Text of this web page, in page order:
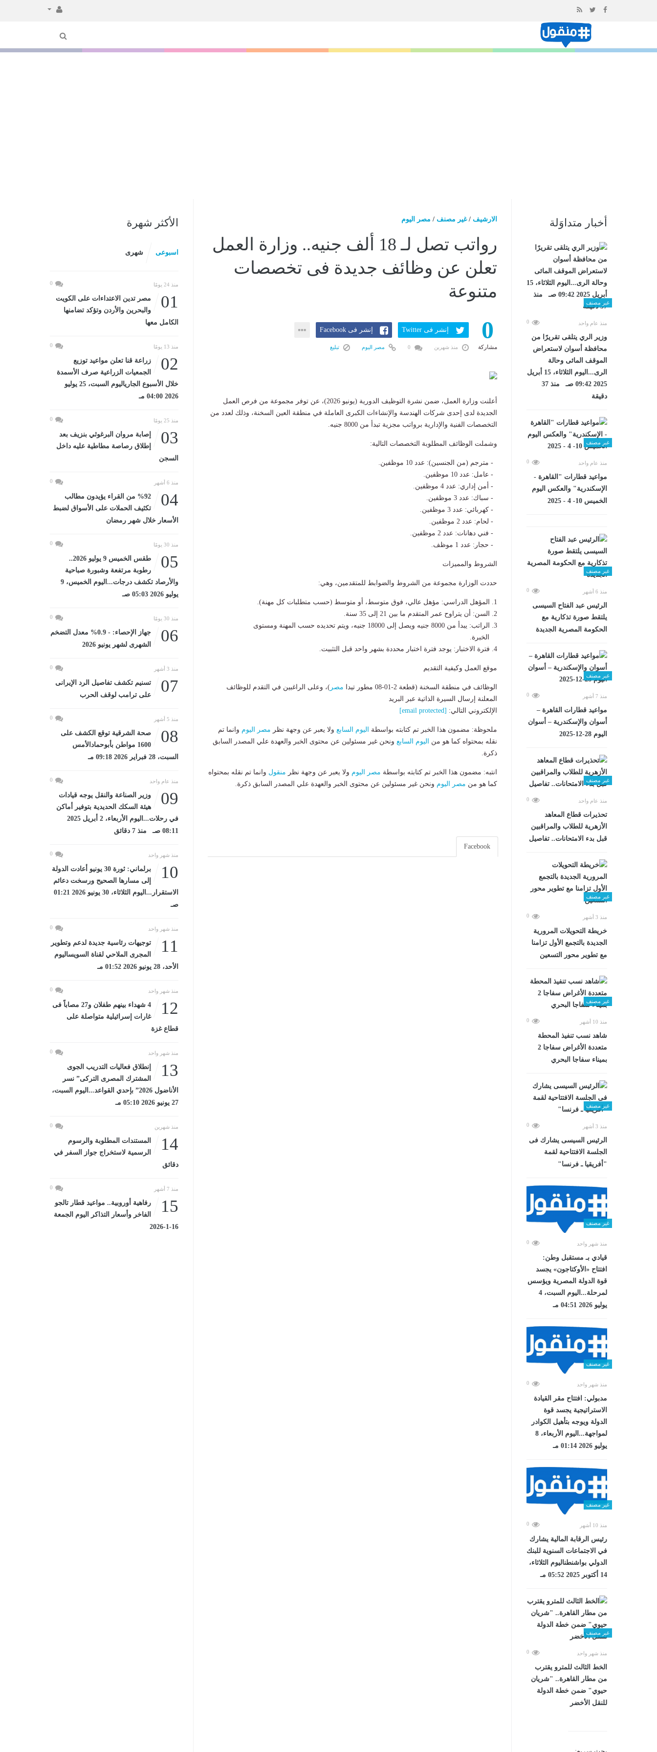
المحتوى
أخبار متداوَلة
غير مصنف
منذ عام واحد 0
وزير الري يتلقى تقريرًا من
محافظة أسوان لاستعراض
الموقف المائى وحالة
الرى...اليوم الثلاثاء، 15 أبريل
2025 09:42 صـ منذ 37
دقيقة
غير مصنف
منذ عام واحد 0
مواعيد قطارات "القاهرة -
الإسكندرية" والعكس اليوم
الخميس 10- 4 - 2025
غير مصنف
منذ 6 أشهر 0
الرئيس عبد الفتاح السيسى
يلتقط صورة تذكارية مع
الحكومة المصرية الجديدة
غير مصنف
منذ 7 أشهر 0
مواعيد قطارات القاهرة –
أسوان والإسكندرية – أسوان
اليوم 28-12-2025
غير مصنف
منذ عام واحد 0
تحذيرات قطاع المعاهد
الأزهرية للطلاب والمراقبين
قبل بدء الامتحانات.. تفاصيل
غير مصنف
منذ 3 أشهر 0
خريطة التحويلات المرورية
الجديدة بالتجمع الأول تزامنا
مع تطوير محور التسعين
غير مصنف
منذ 10 أشهر 0
شاهد نسب تنفيذ المحطة
متعددة الأغراض سفاجا 2
بميناء سفاجا البحري
غير مصنف
منذ 3 أشهر 0
الرئيس السيسى يشارك فى
الجلسة الافتتاحية لقمة
"أفريقيا ـ فرنسا"
غير مصنف
منذ شهر واحد 0
قيادي بـ مستقبل وطن:
افتتاح «الأوكتاجون» يجسد
قوة الدولة المصرية ويؤسس
لمرحلة...اليوم السبت، 4
يوليو 2026 04:51 مـ
غير مصنف
منذ شهر واحد 0
مدبولي: افتتاح مقر القيادة
الاستراتيجية يجسد قوة
الدولة ويوجه بتأهيل الكوادر
لمواجهة...اليوم الأربعاء، 8
يوليو 2026 01:14 مـ
غير مصنف
منذ 10 أشهر 0
رئيس الرقابة المالية يشارك
في الاجتماعات السنوية للبنك
الدولي بواشنطناليوم الثلاثاء،
14 أكتوبر 2025 05:52 مـ
غير مصنف
منذ شهر واحد 0
​الخط الثالث للمترو يقترب
من مطار القاهرة.. "شريان
حيوي" ضمن خطة الدولة
للنقل الأخضر
الارشيف /غير مصنف / مصر اليوم
رواتب تصل لـ 18 ألف جنيه.. وزارة العمل
تعلن عن وظائف جديدة فى تخصصات
متنوعة
0
مشاركة
إنشر فى Twitter إنشر فى Facebook
منذ شهرين مصر اليوم تبليغ
أعلنت وزارة العمل، ضمن نشرة التوظيف الدورية (يونيو 2026)، عن توفر مجموعة من فرص العمل
الجديدة لدى إحدى شركات الهندسة والإنشاءات الكبرى العاملة في منطقة العين السخنة، وذلك لعدد من
التخصصات الفنية والإدارية برواتب مجزية تبدأ من 8000 جنيه.
وشملت الوظائف المطلوبة التخصصات التالية:
- مترجم (من الجنسين): عدد 10 موظفين.
- عامل: عدد 10 موظفين.
- أمن إداري: عدد 4 موظفين.
- سباك: عدد 3 موظفين.
- كهربائي: عدد 3 موظفين.
- لحام: عدد 2 موظفين.
- فني دهانات: عدد 2 موظفين.
- حجار: عدد 1 موظف.
الشروط والمميزات
حددت الوزارة مجموعة من الشروط والضوابط للمتقدمين، وهي:
1. المؤهل الدراسي: مؤهل عالي، فوق متوسط، أو متوسط (حسب متطلبات كل مهنة).
2. السن: أن يتراوح عمر المتقدم ما بين 21 إلى 35 سنة.
3. الراتب: يبدأ من 8000 جنيه ويصل إلى 18000 جنيه، ويتم تحديده حسب المهنة ومستوى
الخبرة.
4. فترة الاختبار: يوجد فترة اختبار محددة بشهر واحد قبل التثبيت.
موقع العمل وكيفية التقديم
الوظائف في منطقة السخنة (قطعة 2-01-08 مطور تيدا مصر )، وعلى الراغبين في التقدم للوظائف
المعلنة إرسال السيرة الذاتية عبر البريد
الإلكتروني التالي: [email protected]
ملحوظة: مضمون هذا الخبر تم كتابته بواسطة اليوم السابع ولا يعبر عن وجهة نظر مصر اليوم وانما تم
نقله بمحتواه كما هو من
اليوم السابع ونحن غير مسئولين عن محتوى الخبر والعهدة علي المصدر السابق
ذكرة.
انتبه: مضمون هذا الخبر تم كتابته بواسطة مصر اليوم ولا يعبر عن وجهة نظر منقول وانما تم نقله بمحتواه
كما هو من مصر اليوم ونحن غير مسئولين عن محتوى الخبر والعهدة علي المصدر السابق ذكرة.
Facebook
الأكثر شهرة
اسبوعى شهرى
منذ 24 يومًا 0
01
مصر تدين الاعتداءات على الكويت
والبحرين والأردن وتؤكد تضامنها
الكامل معها
منذ 13 يومًا 0
02
زراعة قنا تعلن مواعيد توزيع
الجمعيات الزراعية صرف الأسمدة
خلال الأسبوع الجارياليوم السبت، 25 يوليو
2026 04:00 مـ
منذ 25 يومًا 0
03
إصابة مروان البرغوثي بنزيف بعد
إطلاق رصاصة مطاطية عليه داخل
السجن
منذ 6 أشهر 0
04
%92 من القراء يؤيدون مطالب
تكثيف الحملات على الأسواق لضبط
الأسعار خلال شهر رمضان
منذ 30 يومًا 0
05
طقس الخميس 9 يوليو 2026..
رطوبة مرتفعة وشبورة صباحية
والأرصاد تكشف درجات...اليوم الخميس، 9
يوليو 2026 05:03 صـ
منذ 30 يومًا 0
06
جهاز الإحصاء: - 0.9% معدل التضخم
الشهرى لشهر يونيو 2026
منذ 3 أشهر 0
07
تسنيم تكشف تفاصيل الرد الإيرانى
على ترامب لوقف الحرب
منذ 5 أشهر 0
08
صحة الشرقية توقع الكشف على
1600 مواطن بأبوحمادالأمس
السبت، 28 فبراير 2026 09:18 مـ
منذ عام واحد 0
09
وزير الصناعة والنقل يوجه قيادات
هيئة السكك الحديدية بتوفير أماكن
في رحلات...اليوم الأربعاء، 2 أبريل 2025
08:11 صـ منذ 7 دقائق
منذ شهر واحد 0
10
برلماني: ثورة 30 يونيو أعادت الدولة
إلى مسارها الصحيح ورسخت دعائم
الاستقرار...اليوم الثلاثاء، 30 يونيو 2026 01:21
صـ
منذ شهر واحد 0
11
توجيهات رئاسية جديدة لدعم وتطوير
المجرى الملاحي لقناة السويساليوم
الأحد، 28 يونيو 2026 01:52 مـ
منذ شهر واحد 0
12
4 شهداء بينهم طفلان و27 مصاباً فى
غارات إسرائيلية متواصلة على
قطاع غزة
منذ شهر واحد 0
13
إنطلاق فعاليات التدريب الجوى
المشترك المصرى التركى” نسر
الأناضول 2026” بإحدي القواعد...اليوم السبت،
27 يونيو 2026 05:10 مـ
منذ شهرين 0
14
المستندات المطلوبة والرسوم
الرسمية لاستخراج جواز السفر في
دقائق
منذ 7 أشهر 0
15
رفاهية أوروبية.. مواعيد قطار تالجو
الفاخر وأسعار التذاكر اليوم الجمعة
16-1-2026